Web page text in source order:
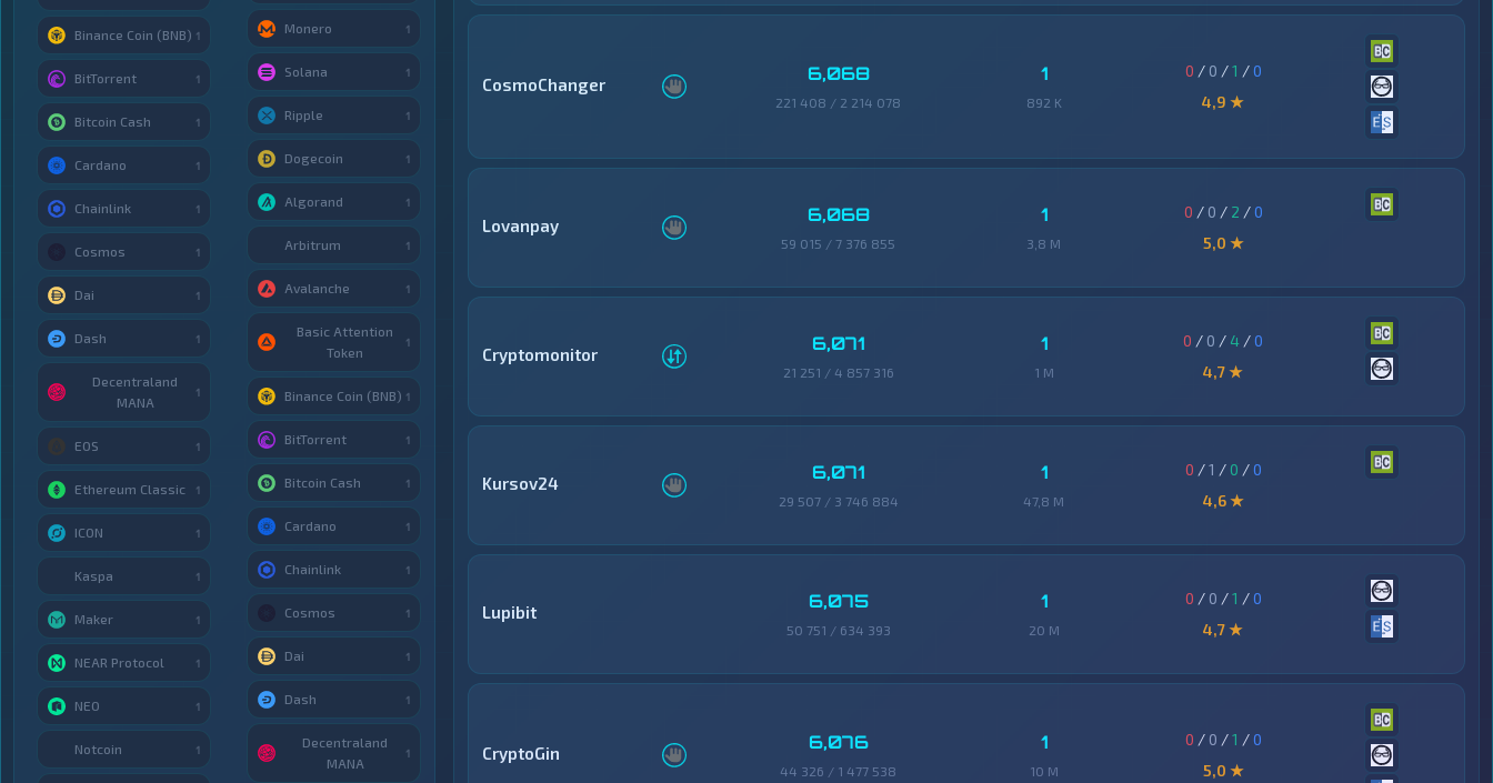
CosmoChanger 6,068
221 408 / 2 214 078
1
892 K
0 / 0 /1 /0
4,9 ★
Lovanpay 6,068
59 015 / 7 376 855
1
3,8 M
0 / 0 / 2 /0
5,0 ★
Cryptomonitor 6,071
21 251 / 4 857 316
1
1 M
0 / 0 / 4 /0
4,7 ★
Kursov24 6,071
29 507 / 3 746 884
1
47,8 M
0 /1 / 0 /0
4,6 ★
Lupibit 6,075
50 751 / 634 393
1
20 M
0 / 0 /1 /0
4,7 ★
CryptoGin 6,076
44 326 / 1 477 538
1
10 M
0 / 0 /1 /0
5,0 ★
Binance Coin (BNB) 1
BitTorrent 1
Bitcoin Cash 1
Cardano 1
Chainlink 1
Cosmos 1
Dai 1
Dash 1
Decentraland
MANA
1
EOS 1
Ethereum Classic 1
ICON 1
Kaspa 1
Maker 1
NEAR Protocol 1
NEO 1
Notcoin 1
Monero 1
Solana 1
Ripple 1
Dogecoin 1
Algorand 1
Arbitrum 1
Avalanche 1
Basic Attention
Token
1
Binance Coin (BNB) 1
BitTorrent 1
Bitcoin Cash 1
Cardano 1
Chainlink 1
Cosmos 1
Dai 1
Dash 1
Decentraland
MANA
1